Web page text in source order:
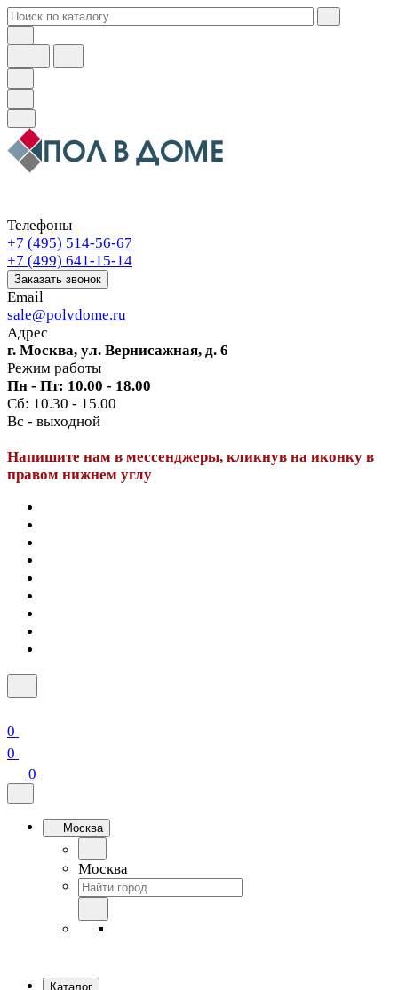
Телефоны
+7 (495) 514-56-67
+7 (499) 641-15-14
Заказать звонок
Email
sale@polvdome.ru
Адрес
г. Москва, ул. Вернисажная, д. 6
Режим работы
Пн - Пт: 10.00 - 18.00
Сб: 10.30 - 15.00
Вс - выходной
Напишите нам в мессенджеры, кликнув на иконку в
правом нижнем углу
0
0
0
Москва
Москва
Каталог